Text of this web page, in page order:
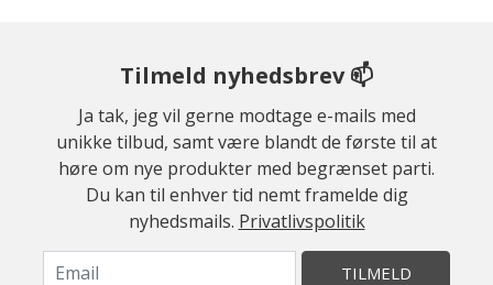
Tilmeld nyhedsbrev 📫
Ja tak, jeg vil gerne modtage e-mails med
unikke tilbud, samt være blandt de første til at
høre om nye produkter med begrænset parti.
Du kan til enhver tid nemt framelde dig
nyhedsmails. Privatlivspolitik
TILMELD